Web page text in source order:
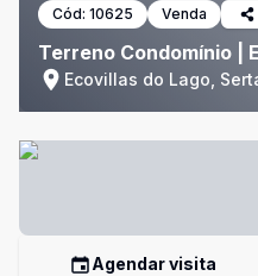
Cód: 10625 Venda
Terreno Condomínio |
Ecovillas do Lago,
Agendar visita